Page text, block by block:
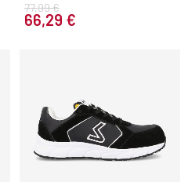
77,99 €
66,29 €